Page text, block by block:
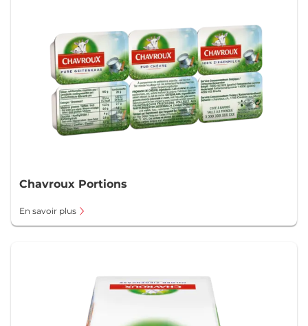
Chavroux Portions
En savoir plus